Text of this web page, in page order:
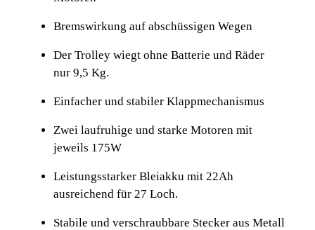
Bremswirkung auf abschüssigen Wegen
Der Trolley wiegt ohne Batterie und Räder
nur 9,5 Kg.
Einfacher und stabiler Klappmechanismus
Zwei laufruhige und starke Motoren mit
jeweils 175W
Leistungsstarker Bleiakku mit 22Ah
ausreichend für 27 Loch.
Stabile und verschraubbare Stecker aus Metall